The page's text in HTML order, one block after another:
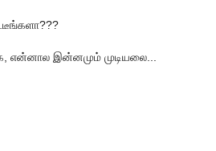
என்னால இன்னமும் முடியலை...